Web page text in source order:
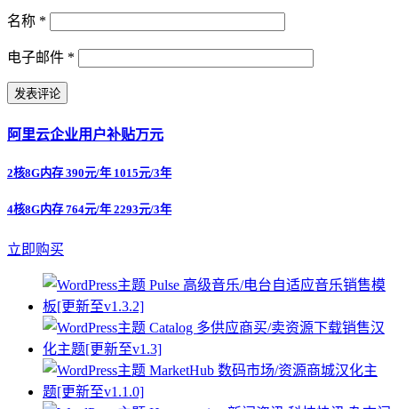
名称 *
电子邮件 *
阿里云企业用户补贴万元
2核8G内存 390元/年 1015元/3年
4核8G内存 764元/年 2293元/3年
立即购买